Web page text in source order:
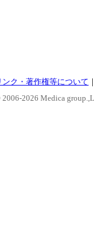
ンク・著作権等について
2026 Medica